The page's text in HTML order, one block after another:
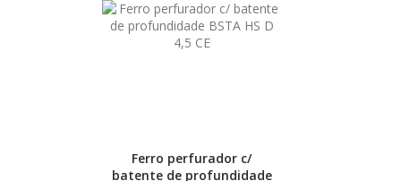
Ferro perfurador c/
batente de profundidade